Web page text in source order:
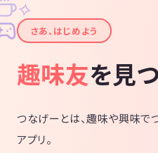
✦
✧
さあ、はじめよう
趣味友を見
つなげーとは、趣味や興味で
アプリ。